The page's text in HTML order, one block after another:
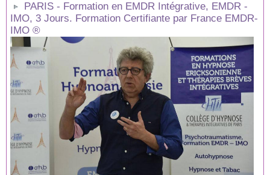
PARIS - Formation en EMDR Intégrative, EMDR -
IMO, 3 Jours. Formation Certifiante par France EMDR-
IMO ®